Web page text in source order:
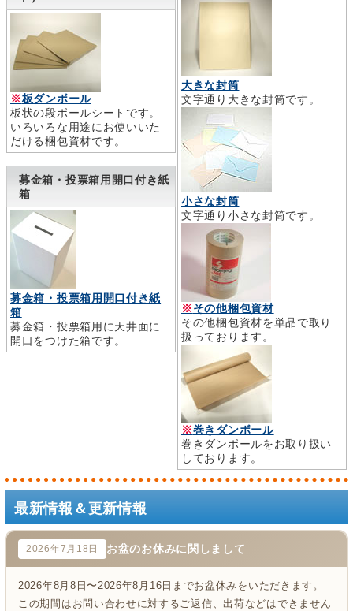
※板ダンボール
板状の段ボールシートです。
いろいろな用途にお使いいた
だける梱包資材です。
募金箱・投票箱用開口付き紙
箱
募金箱・投票箱用開口付き紙
箱
募金箱・投票箱用に天井面に
開口をつけた箱です。
大きな封筒
文字通り大きな封筒です。
小さな封筒
文字通り小さな封筒です。
※その他梱包資材
その他梱包資材を単品で取り
扱っております。
※巻きダンボール
巻きダンボールをお取り扱い
しております。
最新情報＆更新情報
2026年7月18日 お盆のお休みに関しまして
2026年8月8日〜2026年8月16日までお盆休みをいただきます。
この期間はお問い合わせに対するご返信、出荷などはできません